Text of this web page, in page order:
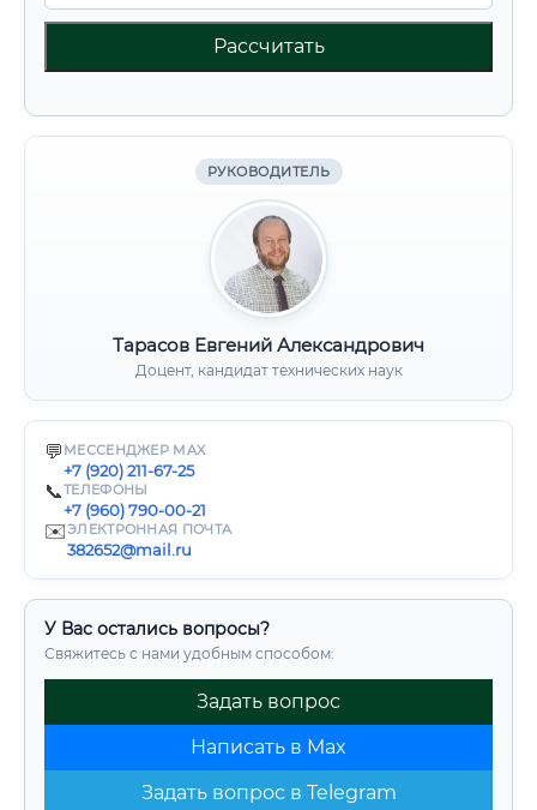
Рассчитать
РУКОВОДИТЕЛЬ
Тарасов Евгений Александрович
Доцент, кандидат технических наук
💬 МЕССЕНДЖЕР MAX
+7 (920) 211-67-25
📞ТЕЛЕФОНЫ
+7 (960) 790-00-21
✉️ЭЛЕКТРОННАЯ ПОЧТА
382652@mail.ru
У Вас остались вопросы?
Свяжитесь с нами удобным способом:
Задать вопрос
Написать в Max
Задать вопрос в Telegram